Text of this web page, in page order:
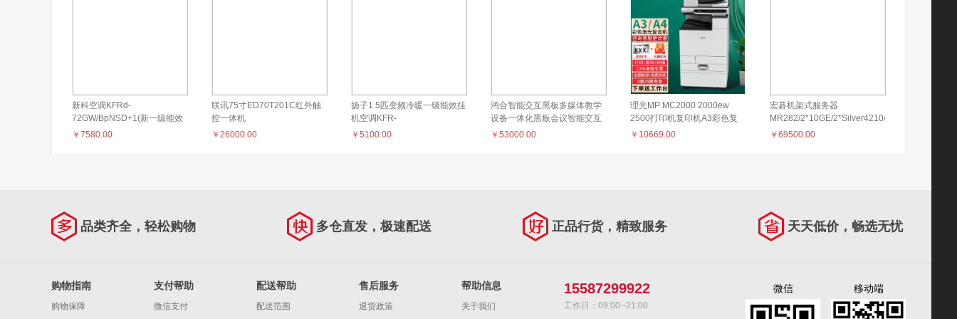
新科空调KFRd-
72GW/BpNSD+1(新一级能效
冷暖变频3匹)（新一级能效冷
￥ 7580.00
联讯75寸ED70T201C红外触
控一体机
￥ 26000.00
扬子1.5匹变频冷暖一级能效挂
机空调KFR-
35GW/LFG251fB1
￥ 5100.00
鸿合智能交互黑板多媒体教学
设备一体化黑板会议智能交互
黑板HB-C710A
￥ 53000.00
理光MP MC2000 2000ew
2500打印机复印机A3彩色复
合机扫描一体机大型商用办公
￥ 10669.00
宏碁机架式服务器
MR282/2*10GE/2*Silver4210/2*16G/1*1TB/
冗电/三年
￥ 69500.00
品类齐全，轻松购物 多仓直发，极速配送 正品行货，精致服务 天天低价，畅选无忧
购物指南
购物保障
支付帮助
微信支付
配送帮助
配送范围
售后服务
退货政策
帮助信息
关于我们
15587299922
工作日：09:00--21:00
微信 移动端